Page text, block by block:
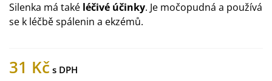
Silenka má také léčivé účinky. Je močopudná a používá
se k léčbě spálenin a ekzémů.
31 Kč